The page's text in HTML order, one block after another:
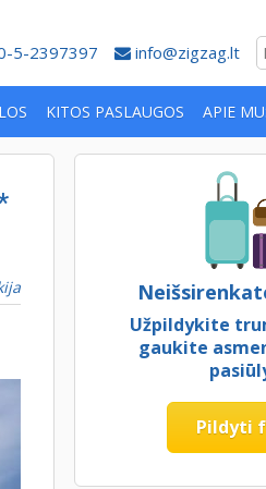
5-2397397 info@zigzag.lt
KITOS PASLAUGOS APIE
Užpildykite
gaukite
Pildyti